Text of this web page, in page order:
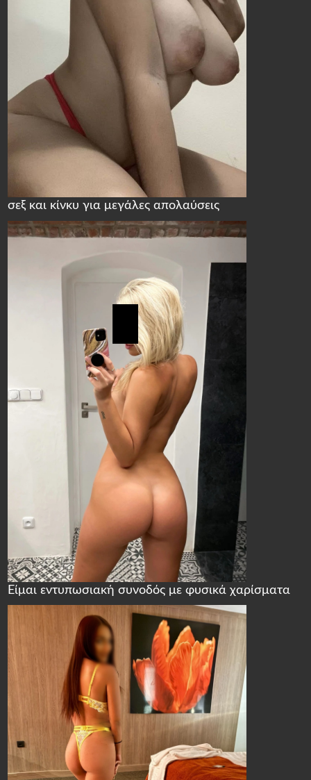
σεξ και κίνκυ για μεγάλες απολαύσεις
Είμαι εντυπωσιακή συνοδός με φυσικά χαρίσματα